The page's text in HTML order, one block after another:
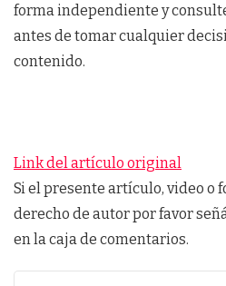
forma independiente y
antes de tomar cualquier
contenido.
Link del artículo original
Si el presente artículo, video
derecho de autor por favor
en la caja de comentarios.